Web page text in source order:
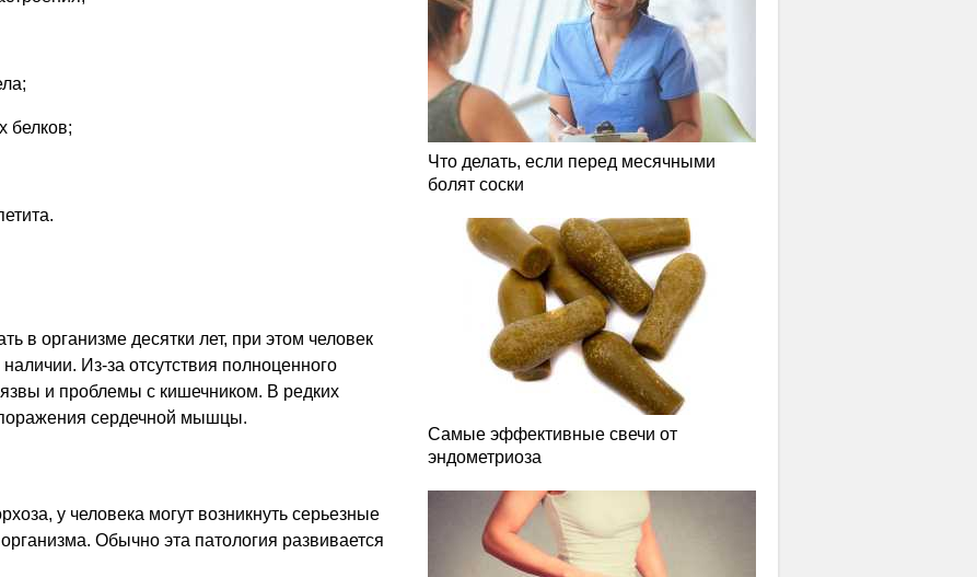
белков;
в организме десятки лет, при этом человек
Из-за отсутствия полноценного
язвы и проблемы с кишечником. В редких
сердечной мышцы.
у человека могут возникнуть серьезные
Обычно эта патология развивается
Что делать, если перед месячными
болят соски
Самые эффективные свечи от
эндометриоза